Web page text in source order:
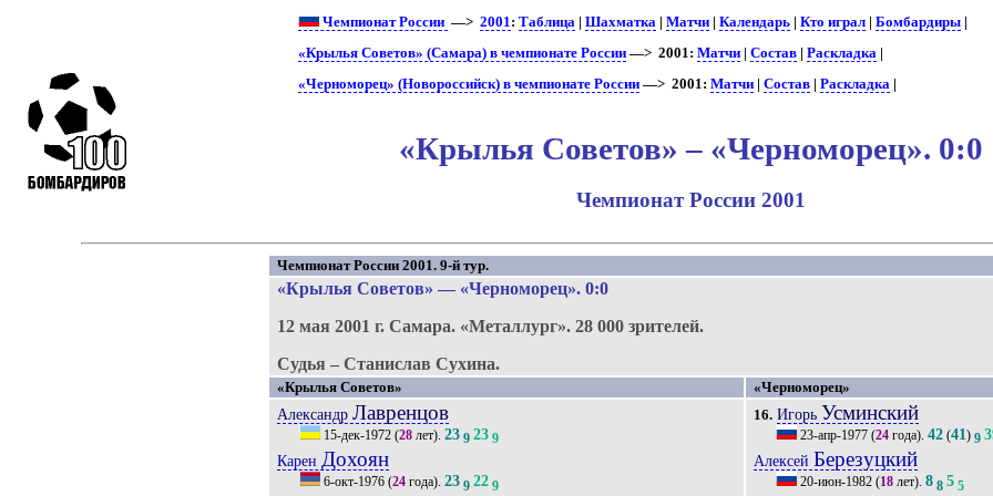
Чемпионат России —>2001:Таблица |Шахматка |Матчи |Календарь |Кто играл |Бомбардиры
«Крылья Советов» (Самара) в чемпионате России —> 2001:Матчи |Состав |Раскладка |
«Черноморец» (Новороссийск) в чемпионате России —> 2001:Матчи |Состав |Раскладка |
«Крылья Советов» – «Черноморец». 0:0
Чемпионат России 2001
Чемпионат России 2001. 9-й тур.
«Крылья Советов» — «Черноморец». 0:0
12 мая 2001 г.Самара. «Металлург».28 000 зрителей.
Судья – Станислав Сухина.
«Крылья Советов» «Черноморец»
АлександрЛавренцов
15-дек-1972 (28 лет).23 9 23 9
КаренДохоян
6-окт-1976 (24 года).23 9 22 9
16. Игорь Усминский
23-апр-1977 (24 года).42 (41) 9
АлексейБерезуцкий
20-июн-1982 (18 лет).8 8 5 5